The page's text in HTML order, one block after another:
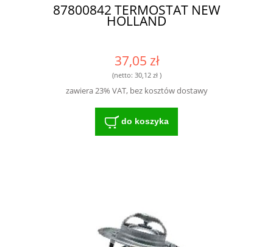
87800842 TERMOSTAT NEW
HOLLAND
37,05 zł
(netto: 30,12 zł)
zawiera 23% VAT, bez kosztów dostawy
do koszyka